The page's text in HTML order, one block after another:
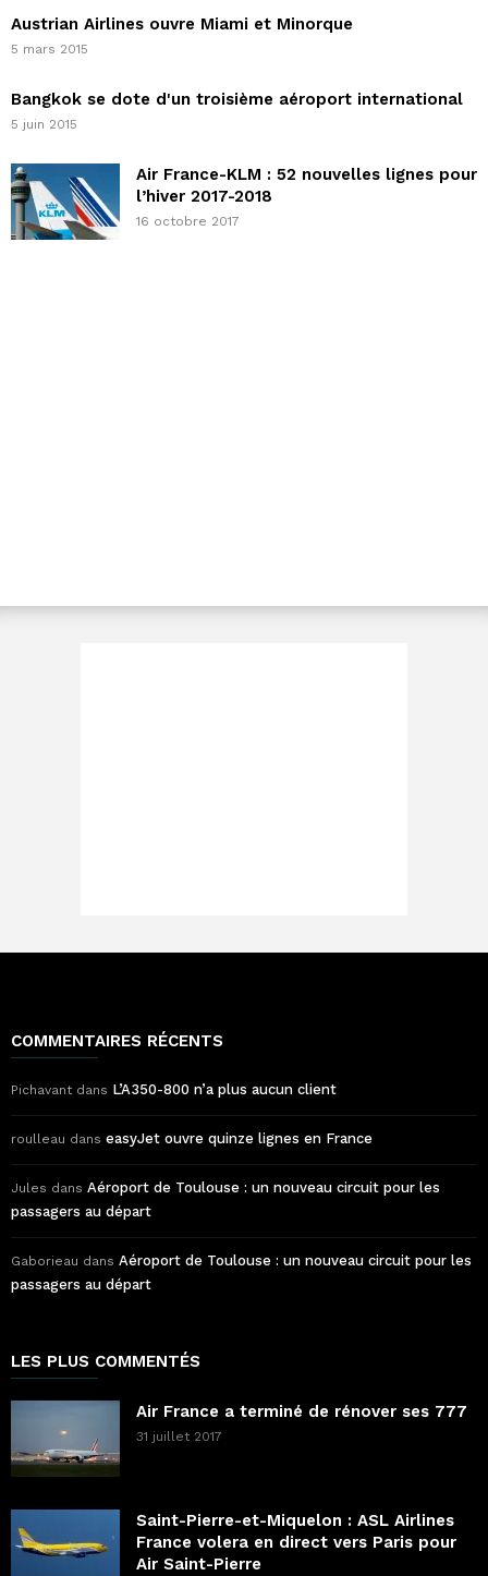
Austrian Airlines ouvre Miami et Minorque
5 mars 2015
Bangkok se dote d'un troisième aéroport international
5 juin 2015
Air France-KLM : 52 nouvelles lignes pour
l’hiver 2017-2018
16 octobre 2017
COMMENTAIRES RÉCENTS
Pichavant dans L’A350-800 n’a plus aucun client
roulleau dans easyJet ouvre quinze lignes en France
Jules dans Aéroport de Toulouse : un nouveau circuit pour les
passagers au départ
Gaborieau dans Aéroport de Toulouse : un nouveau circuit pour les
passagers au départ
LES PLUS COMMENTÉS
Air France a terminé de rénover ses 777
31 juillet 2017
Saint-Pierre-et-Miquelon : ASL Airlines
France volera en direct vers Paris pour
Air Saint-Pierre